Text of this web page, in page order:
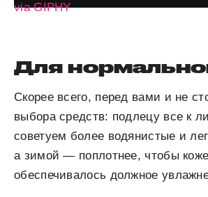
via GIPHY
Для
Скорее всего, перед вами и не
выбора средств: подлецу все к
советуем более водянистые и
а зимой — поплотнее, чтобы коже
обеспечивалось должное